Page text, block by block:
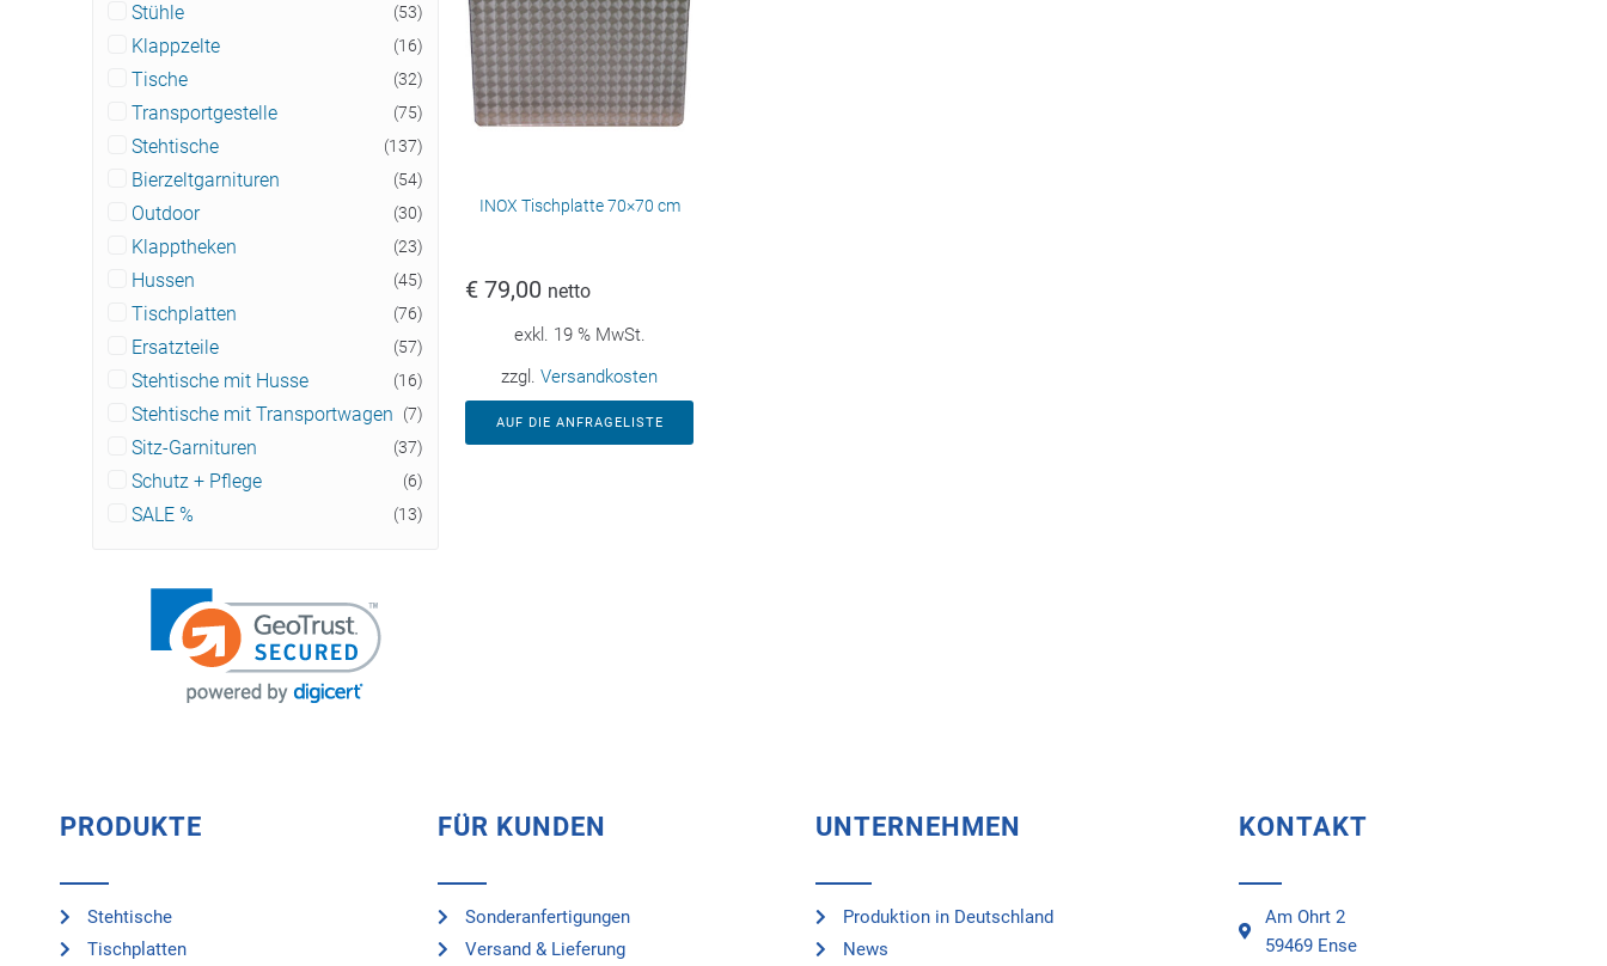
INOX Tischplatte 70×70 cm
€ 79,00 netto
exkl. 19 % MwSt.
zzgl. Versandkosten
AUF DIE ANFRAGELISTE
Stühle (53)
Klappzelte (16)
Tische (32)
Transportgestelle (75)
Stehtische (137)
Bierzeltgarnituren (54)
Outdoor (30)
Klapptheken (23)
Hussen (45)
Tischplatten (76)
Ersatzteile (57)
Stehtische mit Husse (16)
Stehtische mit Transportwagen (7)
Sitz-Garnituren (37)
Schutz + Pflege (6)
SALE % (13)
PRODUKTE
Stehtische
Tischplatten
FÜR KUNDEN
Sonderanfertigungen
Versand & Lieferung
UNTERNEHMEN
Produktion in Deutschland
News
KONTAKT
Am Ohrt 2
59469 Ense